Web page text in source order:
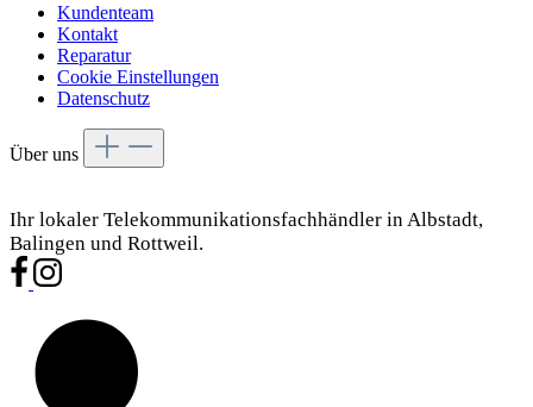
Kundenteam
Kontakt
Reparatur
Cookie Einstellungen
Datenschutz
Über uns
Ihr lokaler Telekommunikationsfachhändler in Albstadt,
Balingen und Rottweil.